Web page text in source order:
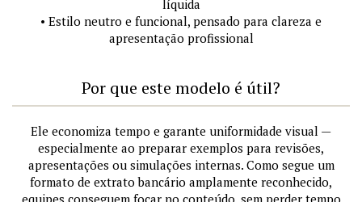
líquida
• Estilo neutro e funcional, pensado para clareza e
apresentação profissional
Por que este modelo é útil?
Ele economiza tempo e garante uniformidade visual —
especialmente ao preparar exemplos para revisões,
apresentações ou simulações internas. Como segue um
formato de extrato bancário amplamente reconhecido,
equipes conseguem focar no conteúdo, sem perder tempo